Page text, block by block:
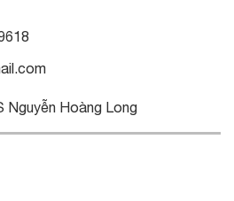
Nguyễn Hoàng Long